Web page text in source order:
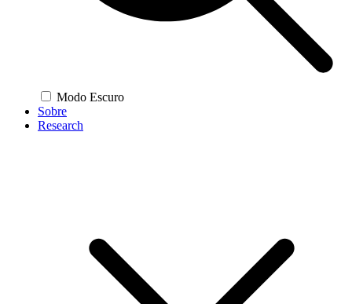
Modo Escuro
Sobre
Research